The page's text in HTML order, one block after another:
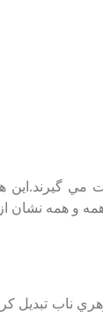
گيرند.اين‌
و همه‌ نشان‌
ناب‌ تبديل‌